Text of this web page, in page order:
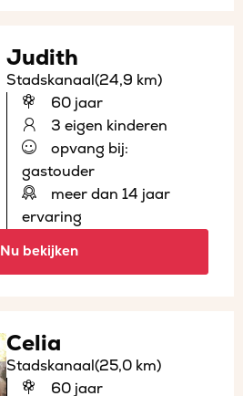
Judith
Stadskanaal(24,9 km)
60 jaar
3 eigen kinderen
opvang bij:
gastouder
meer dan 14 jaar
ervaring
Nu bekijken
Celia
Stadskanaal(25,0 km)
60 jaar